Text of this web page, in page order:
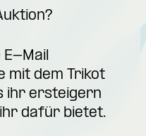
E-Mail
mit dem Trikot
ihr ersteigern
dafür bietet.